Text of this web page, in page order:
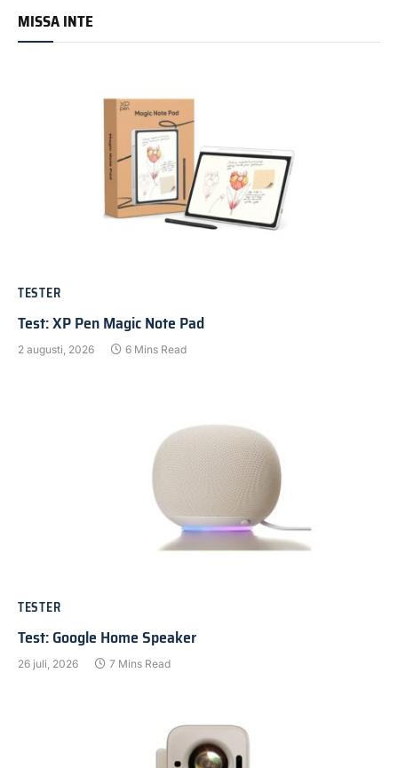
MISSA INTE
TESTER
Test: XP Pen Magic Note Pad
2 augusti, 2026 6 Mins Read
TESTER
Test: Google Home Speaker
26 juli, 2026 7 Mins Read